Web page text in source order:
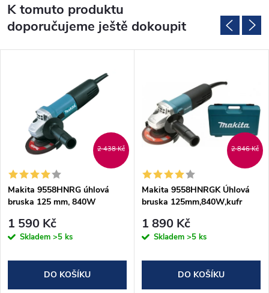
K tomuto produktu
doporučujeme ještě dokoupit
2 438 Kč
Makita 9558HNRG úhlová
bruska 125 mm, 840W
1 590 Kč
Skladem >5 ks
DO KOŠÍKU
2 846 Kč
Makita 9558HNRGK Úhlová
bruska 125mm,840W,kufr
1 890 Kč
Skladem >5 ks
DO KOŠÍKU